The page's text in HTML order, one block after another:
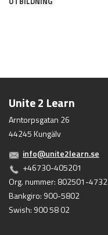
Unite 2 Learn
Arntorpsgatan 26
44245 Kungälv
info@unite2learn.se
+46730-405201
Org. nummer: 802501-4732
Bankgiro: 900-5802
Swish: 900 58 02